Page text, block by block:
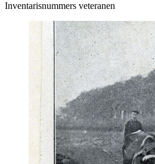
Inventarisnummers veteranen